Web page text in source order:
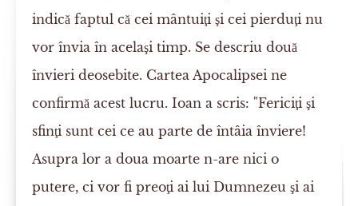
indică faptul că cei mântuiţi şi cei pierduţi nu
vor învia în acelaşi timp. Se descriu două
învieri deosebite. Cartea Apocalipsei ne
confirmă acest lucru. Ioan a scris: "Fericiţi şi
sfinţi sunt cei ce au parte de întâia înviere!
Asupra lor a doua moarte n-are nici o
putere, ci vor fi preoţi ai lui Dumnezeu şi ai